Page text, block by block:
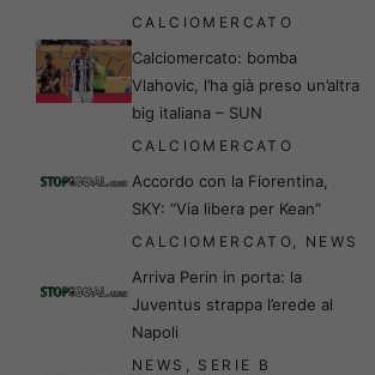
CALCIOMERCATO
Calciomercato: bomba
Vlahovic, l’ha già preso un’altra
big italiana – SUN
CALCIOMERCATO
Accordo con la Fiorentina,
SKY: “Via libera per Kean”
CALCIOMERCATO, NEWS
Arriva Perin in porta: la
Juventus strappa l’erede al
Napoli
NEWS , SERIE B